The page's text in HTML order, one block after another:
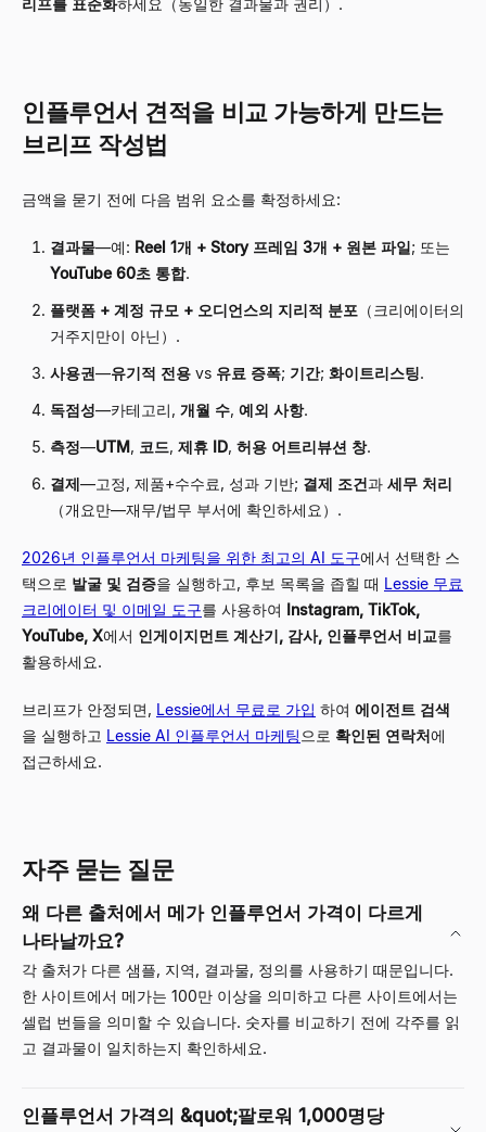
리프를 표준화하세요（동일한 결과물과 권리）.
인플루언서 견적을 비교 가능하게 만드는
브리프 작성법
금액을 묻기 전에 다음 범위 요소를 확정하세요:
결과물—예: Reel 1개 + Story 프레임 3개 + 원본 파일; 또는
YouTube 60초 통합.
플랫폼 + 계정 규모 + 오디언스의 지리적 분포 （크리에이터의
거주지만이 아닌）.
사용권—유기적 전용 vs 유료 증폭; 기간; 화이트리스팅.
독점성—카테고리, 개월 수, 예외 사항.
측정—UTM, 코드, 제휴 ID, 허용 어트리뷰션 창.
결제—고정, 제품+수수료, 성과 기반; 결제 조건과 세무 처리
（개요만—재무/법무 부서에 확인하세요）.
2026년 인플루언서 마케팅을 위한 최고의 AI 도구에서 선택한 스
택으로 발굴 및 검증을 실행하고, 후보 목록을 좁힐 때 Lessie 무료
크리에이터 및 이메일 도구를 사용하여 Instagram, TikTok,
YouTube, X에서 인게이지먼트 계산기, 감사, 인플루언서 비교를
활용하세요.
브리프가 안정되면, Lessie에서 무료로 가입 하여 에이전트 검색
을 실행하고 Lessie AI 인플루언서 마케팅 으로 확인된 연락처에
접근하세요.
자주 묻는 질문
왜 다른 출처에서 메가 인플루언서 가격이 다르게
나타날까요?
각 출처가 다른 샘플, 지역, 결과물, 정의를 사용하기 때문입니다.
한 사이트에서 메가는 100만 이상을 의미하고 다른 사이트에서는
셀럽 번들을 의미할 수 있습니다. 숫자를 비교하기 전에 각주를 읽
고 결과물이 일치하는지 확인하세요.
인플루언서 가격의 &quot;팔로워 1,000명당